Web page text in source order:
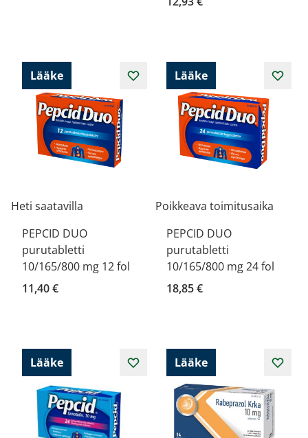
Lääke
Heti saatavilla
PEPCID DUO
purutabletti
10/165/800 mg 12 fol
11,40 €
Lääke
Poikkeava toimitusaika
PEPCID DUO
purutabletti
10/165/800 mg 24 fol
18,85 €
Lääke Lääke